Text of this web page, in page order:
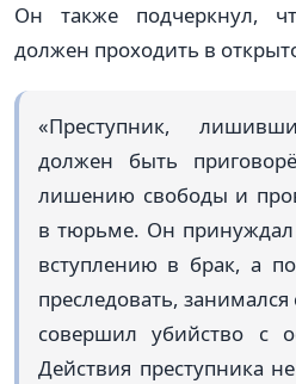
Он также подчеркнул,
должен проходить в
«Преступник,
должен быть
лишению свободы и
в тюрьме. Он
вступлению в брак, а
преследовать,
совершил убийство с
Действия преступника